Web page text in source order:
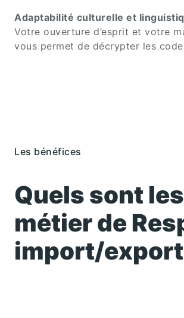
Adaptabilité culturelle et
Votre ouverture d’esprit et votre
vous permet de décrypter les
Les bénéfices
Quels sont
métier de
import/export